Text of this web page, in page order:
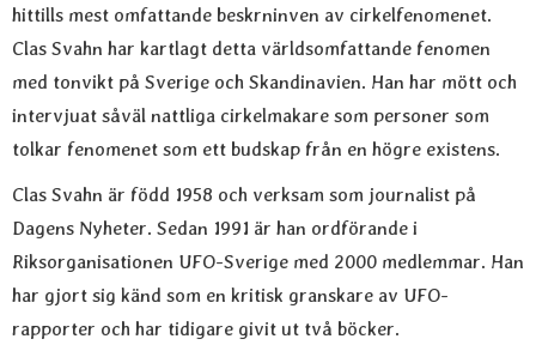
hittills mest omfattande beskrninven av cirkelfenomenet.
Clas Svahn har kartlagt detta världsomfattande fenomen
med tonvikt på Sverige och Skandinavien. Han har mött och
intervjuat såväl nattliga cirkelmakare som personer som
tolkar fenomenet som ett budskap från en högre existens.
Clas Svahn är född 1958 och verksam som journalist på
Dagens Nyheter. Sedan 1991 är han ordförande i
Riksorganisationen UFO-Sverige med 2000 medlemmar. Han
har gjort sig känd som en kritisk granskare av UFO-
rapporter och har tidigare givit ut två böcker.